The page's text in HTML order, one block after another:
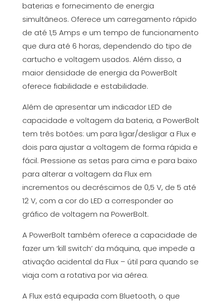
baterias e fornecimento de energia
simultâneos. Oferece um carregamento rápido
de até 1,5 Amps e um tempo de funcionamento
que dura até 6 horas, dependendo do tipo de
cartucho e voltagem usados. Além disso, a
maior densidade de energia da PowerBolt
oferece fiabilidade e estabilidade.
Além de apresentar um indicador LED de
capacidade e voltagem da bateria, a PowerBolt
tem três botões: um para ligar/desligar a Flux e
dois para ajustar a voltagem de forma rápida e
fácil. Pressione as setas para cima e para baixo
para alterar a voltagem da Flux em
incrementos ou decréscimos de 0,5 V, de 5 até
12 V, com a cor do LED a corresponder ao
gráfico de voltagem na PowerBolt.
A PowerBolt também oferece a capacidade de
fazer um ‘kill switch’ da máquina, que impede a
ativação acidental da Flux – útil para quando se
viaja com a rotativa por via aérea.
A Flux está equipada com Bluetooth, o que